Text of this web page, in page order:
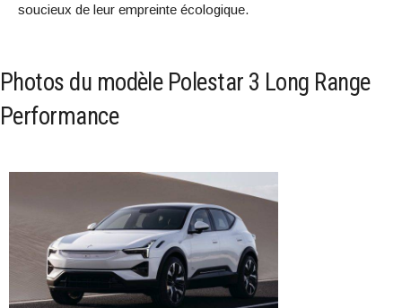
soucieux de leur empreinte écologique.
Photos du modèle Polestar 3 Long Range
Performance